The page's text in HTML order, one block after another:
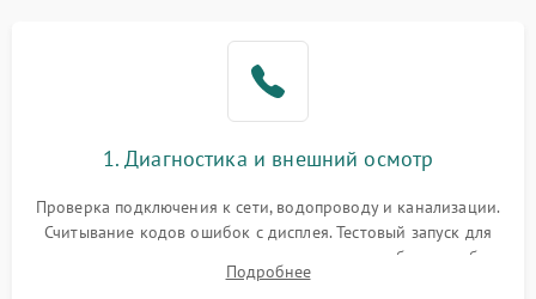
1. Диагностика и внешний осмотр
Проверка подключения к сети, водопроводу и канализации.
Считывание кодов ошибок с дисплея. Тестовый запуск для
выявления посторонних шумов, протечек или сбоев в работе
электронного модуля управления.
Подробнее